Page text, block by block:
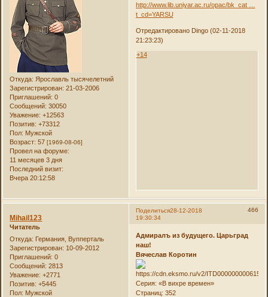
Откуда: Ярославль тысячелетний
Зарегистрирован: 21-03-2006
Приглашений: 0
Сообщений: 30050
Уважение: +12563
Позитив: +73312
Пол: Мужской
Возраст: 57[1969-08-06]
Провел на форуме:
11 месяцев 3 дня
Последний визит:
Вчера 20:12:58
http://www.lib.uniyar.ac.ru/opac/bk_cat …
t_cd=YARSU
Отредактировано Dingo (02-11-2018
21:23:23)
+14
Поделиться 466
28-12-2018
19:30:34
Mihail123
Читатель
Откуда: Германия, Вупперталь
Зарегистрирован: 10-09-2012
Приглашений: 0
Сообщений: 2813
Уважение: +2771
Позитив: +5445
Пол: Мужской
Адмиралъ из будущего. Царьград
наш!
Вячеслав Коротин
Серия: «В вихре времен»
Страниц: 352